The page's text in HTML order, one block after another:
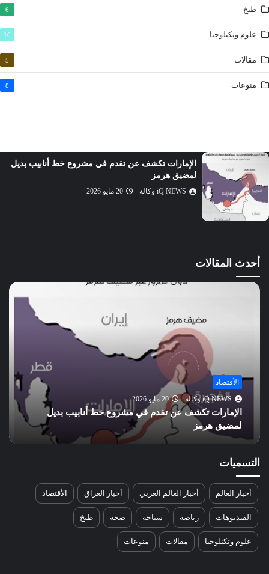
التكاثر
العصر
الماعون
الكوثر
الكافرون
النصر
المسد
الفلق
الناس
طبخ 6
علوم وتكنلوجيا 10
مقالات 5
منوعات 8
الإمارات تكشف عن تقدم في مشروع خط أنابيب بديل
لمضيق هرمز
iQ NEWS وكالة 20 مايو 2026
أحدث المقالات
الأقتصاد
iQ NEWS وكالة
20 مايو 2026
الإمارات تكشف عن تقدم في مشروع خط أنابيب بديل
لمضيق هرمز
التسميات
أخبار العالم أخبار العالم العربي أخبار العراق الأقتصاد
الفيديوهات رياضة سياحة صحة طبخ
علوم وتكنلوجيا مقالات منوعات